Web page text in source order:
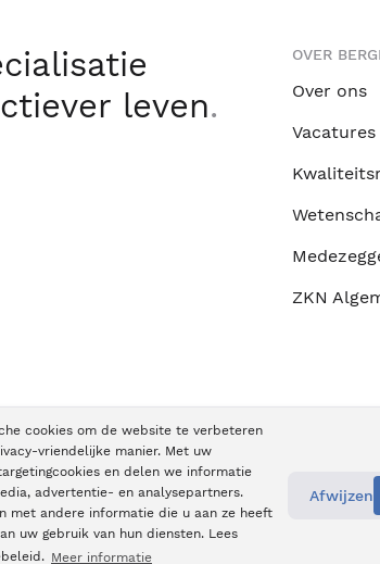
cookies om de website te verbeteren
vriendelijke manier. Met uw
en delen we informatie
advertentie- en analysepartners.
met andere informatie die u aan ze heeft
uw gebruik van hun diensten. Lees
Meer informatie
Afwijzen
leven.
OVER
Over ons
Vacatures
ZKN
30196373